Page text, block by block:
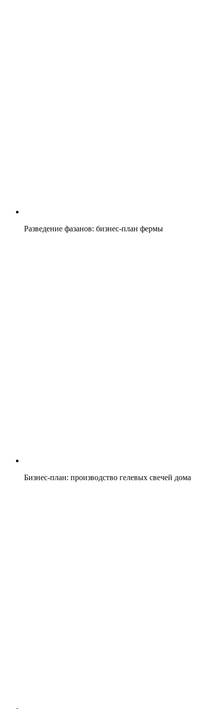
Разведение фазанов: бизнес-план фермы
Бизнес-план: производство гелевых свечей дома